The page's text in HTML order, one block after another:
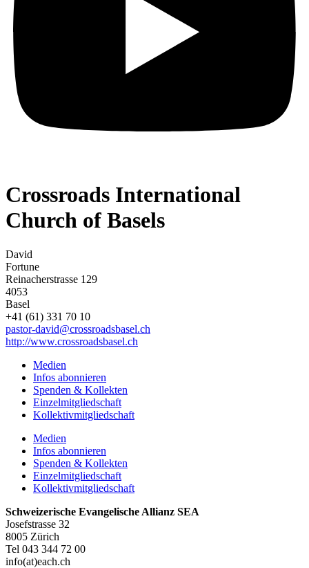
Crossroads International
Church of Basels
David
Fortune
Reinacherstrasse 129
4053
Basel
+41 (61) 331 70 10
pastor-david@crossroadsbasel.ch
http://www.crossroadsbasel.ch
Medien
Infos abonnieren
Spenden & Kollekten
Einzelmitgliedschaft
Kollektivmitgliedschaft
Medien
Infos abonnieren
Spenden & Kollekten
Einzelmitgliedschaft
Kollektivmitgliedschaft
Schweizerische Evangelische Allianz SEA
Josefstrasse 32
8005 Zürich
Tel 043 344 72 00
info(at)each.ch